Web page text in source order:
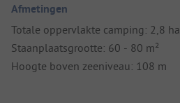
Afmetingen
Totale oppervlakte camping: 2,8 ha
Staanplaatsgrootte: 60 - 80 m²
Hoogte boven zeeniveau: 108 m